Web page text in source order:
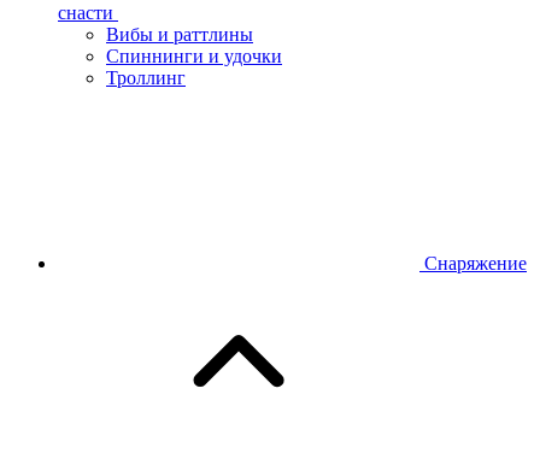
снасти
Вибы и раттлины
Спиннинги и удочки
Троллинг
Снаряжение